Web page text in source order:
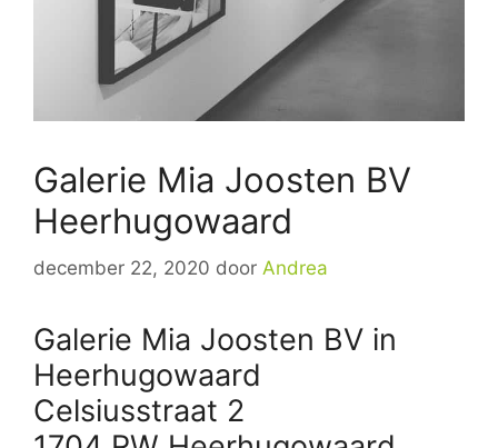
Galerie Mia Joosten BV
Heerhugowaard
december 22, 2020 door Andrea
Galerie Mia Joosten BV in
Heerhugowaard
Celsiusstraat 2